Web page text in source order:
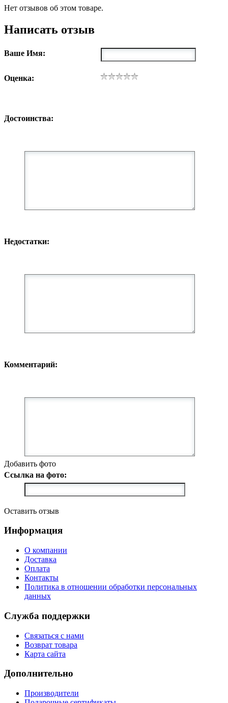
Нет отзывов об этом товаре.
Написать отзыв
Ваше Имя:
Оценка:
Достоинства:
Недостатки:
Комментарий:
Добавить фото
Ссылка на фото:
Оставить отзыв
Информация
О компании
Доставка
Оплата
Контакты
Политика в отношении обработки персональных
данных
Служба поддержки
Связаться с нами
Возврат товара
Карта сайта
Дополнительно
Производители